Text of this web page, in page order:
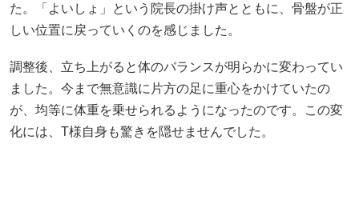
た。「よいしょ」という院長の掛け声とともに、骨盤が正
しい位置に戻っていくのを感じました。
調整後、立ち上がると体のバランスが明らかに変わってい
ました。今まで無意識に片方の足に重心をかけていたの
が、均等に体重を乗せられるようになったのです。この変
化には、T様自身も驚きを隠せませんでした。